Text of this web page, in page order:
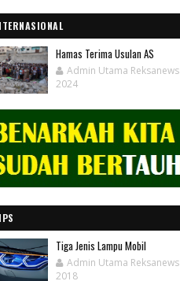
Hamas Terima Usulan AS
Admin Utama Reksanews
2024
Tiga Jenis Lampu Mobil
Admin Utama Reksanews
2018